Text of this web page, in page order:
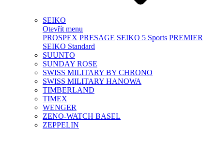
SEIKO
Otevřít menu
PROSPEX PRESAGE SEIKO 5 Sports PREMIER
SEIKO Standard
SUUNTO
SUNDAY ROSE
SWISS MILITARY BY CHRONO
SWISS MILITARY HANOWA
TIMBERLAND
TIMEX
WENGER
ZENO-WATCH BASEL
ZEPPELIN